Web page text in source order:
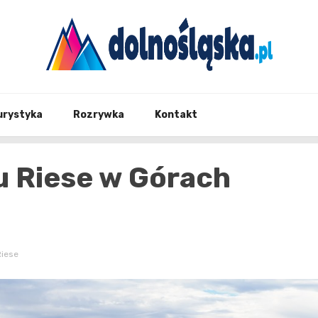
Rozrywka Kontakt
w Górach